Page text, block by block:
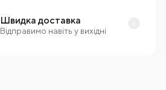
Швидка доставка
Відправимо навіть у вихідні